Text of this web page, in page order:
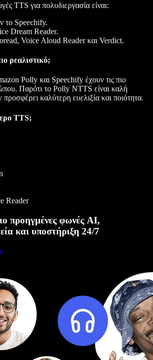
TTS για πολυδιεργασία είναι:
το Speechify.
Dream Reader.
Voice Aloud Reader και Verdict.
ρεαλιστικό;
Polly και Speechify έχουν τις πιο
Παρότι το Polly NTTS είναι καλή
καλύτερη ευελιξία και ποιότητα.
TTS;
Reader
προηγμένες φωνές AI,
και υποστήριξη 24/7